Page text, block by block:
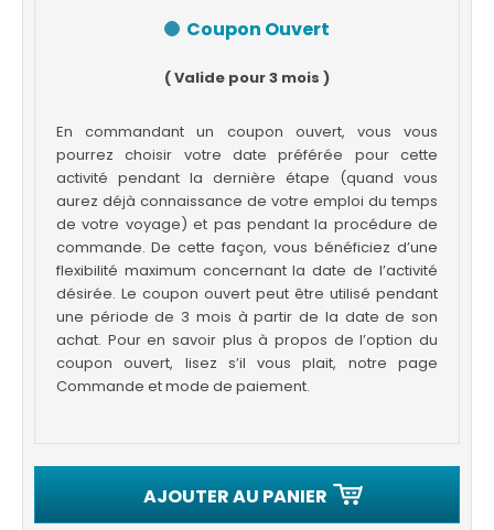
Coupon Ouvert
( Valide pour 3 mois )
En commandant un coupon ouvert, vous vous
pourrez choisir votre date préférée pour cette
activité pendant la dernière étape (quand vous
aurez déjà connaissance de votre emploi du temps
de votre voyage) et pas pendant la procédure de
commande. De cette façon, vous bénéficiez d’une
flexibilité maximum concernant la date de l’activité
désirée. Le coupon ouvert peut être utilisé pendant
une période de 3 mois à partir de la date de son
achat. Pour en savoir plus à propos de l’option du
coupon ouvert, lisez s’il vous plait, notre page
Commande et mode de paiement.
AJOUTER AU PANIER